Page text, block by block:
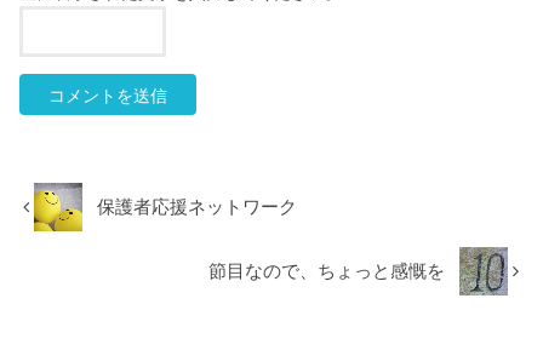
保護者応援ネットワーク
節目なので、ちょっと感慨を